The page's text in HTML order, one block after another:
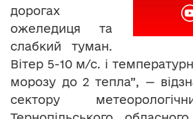
дорогах
ожеледиця та
слабкий туман.
Вітер 5-10 м/с. і
морозу до 2 тепла”, —
сектору